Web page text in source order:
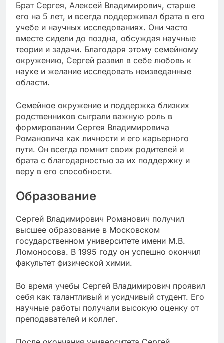
Брат Сергея, Алексей Владимирович, старше
его на 5 лет, и всегда поддерживал брата в его
учебе и научных исследованиях. Они часто
вместе сидели до поздна, обсуждая научные
теории и задачи. Благодаря этому семейному
окружению, Сергей развил в себе любовь к
науке и желание исследовать неизведанные
области.
Семейное окружение и поддержка близких
родственников сыграли важную роль в
формировании Сергея Владимировича
Романовича как личности и его карьерного
пути. Он всегда помнит своих родителей и
брата с благодарностью за их поддержку и
веру в его способности.
Образование
Сергей Владимирович Романович получил
высшее образование в Московском
государственном университете имени М.В.
Ломоносова. В 1995 году он успешно окончил
факультет физической химии.
Во время учебы Сергей Владимирович проявил
себя как талантливый и усидчивый студент. Его
научные работы получали высокую оценку от
преподавателей и коллег.